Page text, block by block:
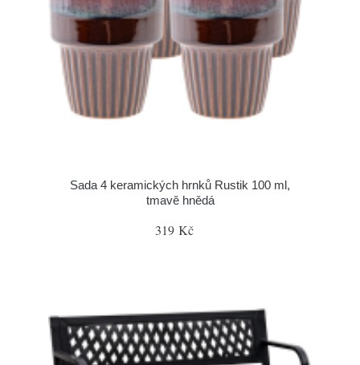
Sada 4 keramických hrnků Rustik 100 ml,
tmavě hnědá
319 Kč